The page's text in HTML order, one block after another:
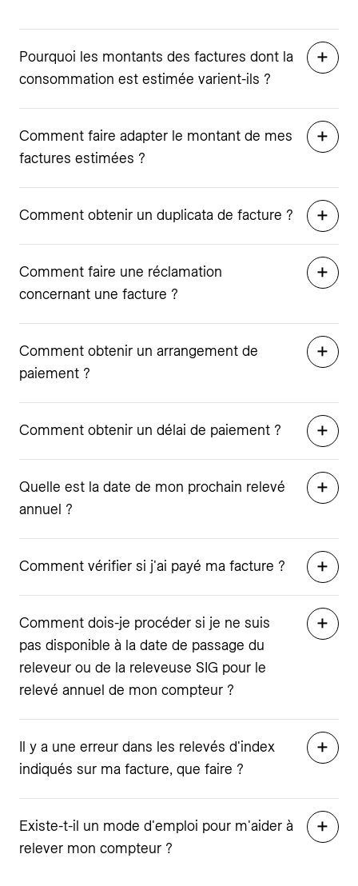
Pourquoi les montants des factures dont la
consommation est estimée varient-ils ?
Comment faire adapter le montant de mes
factures estimées ?
Comment obtenir un duplicata de facture ?
Comment faire une réclamation
concernant une facture ?
Comment obtenir un arrangement de
paiement ?
Comment obtenir un délai de paiement ?
Quelle est la date de mon prochain relevé
annuel ?
Comment vérifier si j'ai payé ma facture ?
Comment dois-je procéder si je ne suis
pas disponible à la date de passage du
releveur ou de la releveuse SIG pour le
relevé annuel de mon compteur ?
Il y a une erreur dans les relevés d'index
indiqués sur ma facture, que faire ?
Existe-t-il un mode d'emploi pour m'aider à
relever mon compteur ?